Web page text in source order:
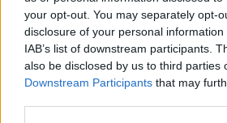
your opt-out. You may separately opt-
disclosure of your personal
IAB’s list of downstream participants.
also be disclosed by us to third parties
Downstream Participants that may
Να γιατί αυτές οι σκληρές
τρίχες στο πιγούνι